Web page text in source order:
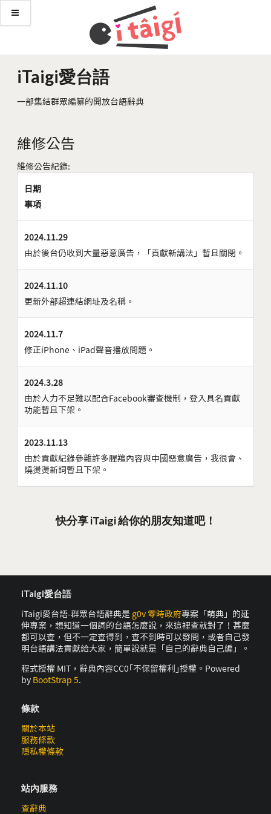
iTaigi愛台語
一部集結群眾編纂的開放台語辭典
維修公告
維修公告紀錄:
日期
事項
2024.11.29
由於後台仍收到大量惡意廣告，「貢獻新講法」暫且關閉。
2024.11.10
更新外部超連結網址及名稱。
2024.11.7
修正iPhone、iPad聲音播放問題。
2024.3.28
由於人力不足難以配合Facebook審查機制，登入具名貢獻
功能暫且下架。
2023.11.13
由於貢獻紀錄參雜許多腥羶內容與中國惡意廣告，我很會、
燒燙燙新詞暫且下架。
快分享 iTaigi 給你的朋友知道吧！
iTaigi愛台語
iTaigi愛台語-群眾台語辭典是 g0v 零時政府專案「萌典」的延
伸專案，想知道一個詞的台語怎麼說，來這裡查就對了！甚麼
都可以查，但不一定查得到，查不到時可以發問，或者自己發
明台語講法貢獻給大家，簡單說就是「自己的辭典自己編」。
程式授權 MIT，辭典內容CC0｢不保留權利｣授權。Powered
by BootStrap 5.
條款
關於本站
服務條款
隱私權條款
站內服務
查辭典